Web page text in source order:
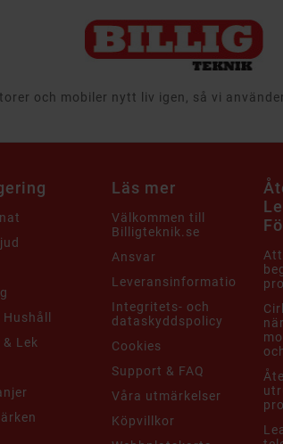
och mobiler nytt liv igen, så vi
Lek
Läs mer
Välkommen till
Billigteknik.se
Ansvar
Leveransinformation
Integritets- och
dataskyddspolicy
Cookies
Support & FAQ
Våra utmärkelser
Köpvillkor